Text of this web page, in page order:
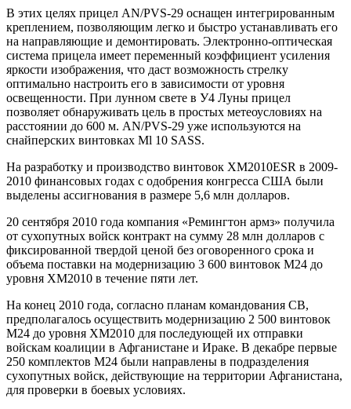
В этих целях прицел AN/PVS-29 оснащен интегрированным
креплением, позволяющим легко и быстро устанавливать его
на направляющие и демонтировать. Электронно-оптическая
система прицела имеет переменный коэффициент усиления
яркости изображения, что даст возможность стрелку
оптимально настроить его в зависимости от уровня
освещенности. При лунном свете в У4 Луны прицел
позволяет обнаруживать цель в простых метеоусловиях на
расстоянии до 600 м. AN/PVS-29 уже используются на
снайперских винтовках Ml 10 SASS.
На разработку и производство винтовок XM2010ESR в 2009-
2010 финансовых годах с одобрения конгресса США были
выделены ассигнования в размере 5,6 млн долларов.
20 сентября 2010 года компания «Ремингтон армз» получила
от сухопутных войск контракт на сумму 28 млн долларов с
фиксированной твердой ценой без оговоренного срока и
объема поставки на модернизацию 3 600 винтовок М24 до
уровня ХМ2010 в течение пяти лет.
На конец 2010 года, согласно планам командования СВ,
предполагалось осуществить модернизацию 2 500 винтовок
М24 до уровня ХМ2010 для последующей их отправки
войскам коалиции в Афганистане и Ираке. В декабре первые
250 комплектов М24 были направлены в подразделения
сухопутных войск, действующие на территории Афганистана,
для проверки в боевых условиях.